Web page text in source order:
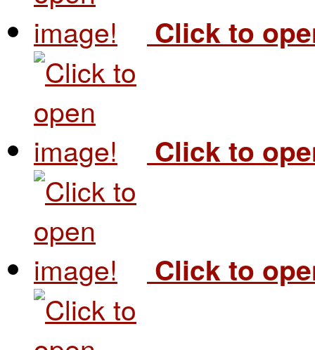
Click to
Click to
Click to